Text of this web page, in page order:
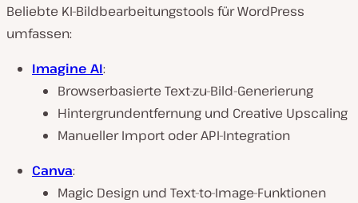
Beliebte KI-Bildbearbeitungstools für WordPress
umfassen:
Imagine AI:
Browserbasierte Text-zu-Bild-Generierung
Hintergrundentfernung und Creative Upscaling
Manueller Import oder API-Integration
Canva:
Magic Design und Text-to-Image-Funktionen